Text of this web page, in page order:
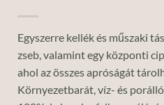
Egyszerre kellék és műszaki
zseb, valamint egy központi
ahol az összes apróságát
Környezetbarát, víz- és porálló